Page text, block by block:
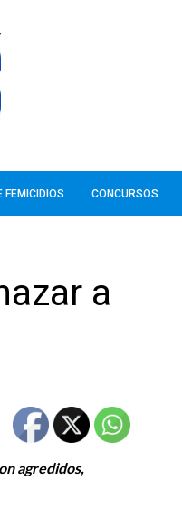
FEMICIDIOS CONCURSOS
a
agredidos,